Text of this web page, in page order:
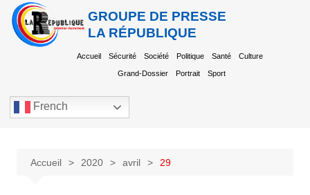
GROUPE DE PRESSE
LA RÉPUBLIQUE
Accueil Sécurité Société Politique Santé Culture
Grand-Dossier Portrait Sport
French
Accueil 2020 avril 29